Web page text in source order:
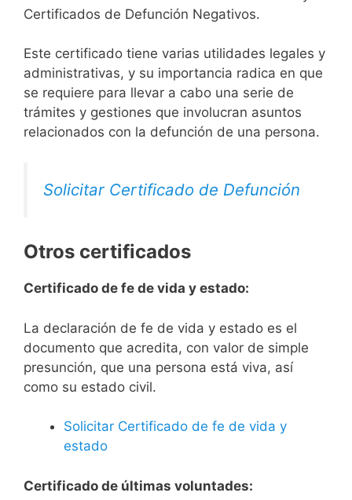
Certificados de Defunción Negativos.
Este certificado tiene varias utilidades legales y
administrativas, y su importancia radica en que
se requiere para llevar a cabo una serie de
trámites y gestiones que involucran asuntos
relacionados con la defunción de una persona.
Solicitar Certificado de Defunción
Otros certificados
Certificado de fe de vida y estado:
La declaración de fe de vida y estado es el
documento que acredita, con valor de simple
presunción, que una persona está viva, así
como su estado civil.
Solicitar Certificado de fe de vida y
estado
Certificado de últimas voluntades: